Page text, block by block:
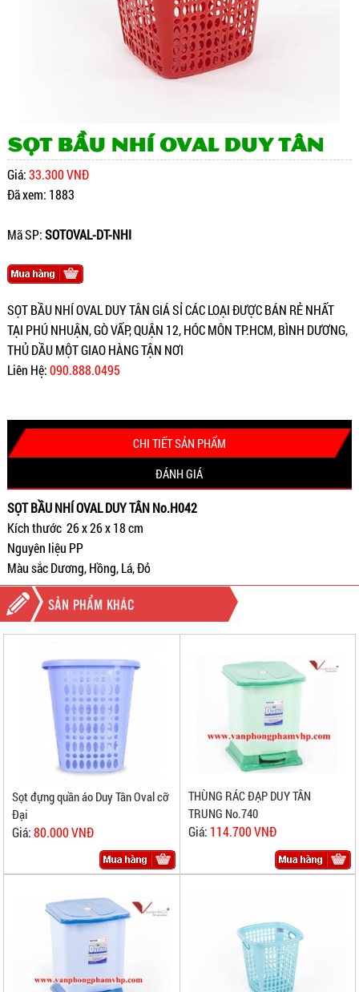
SỌT BẦU NHÍ OVAL DUY TÂN
Giá:33.300 VNĐ
Đã xem: 1883
Mã SP:SOTOVAL-DT-NHI
SỌT BẦU NHÍ OVAL DUY TÂN GIÁ SỈ CÁC LOẠI ĐƯỢC BÁN RẺ NHẤT
TẠI PHÚ NHUẬN, GÒ VẤP, QUẬN 12, HÓC MÔN TP.HCM, BÌNH DƯƠNG,
THỦ DẦU MỘT GIAO HÀNG TẬN NƠI
Liên Hệ:090.888.0495
CHI TIẾT SẢN PHẨM
ĐÁNH GIÁ
SỌT BẦU NHÍ OVAL DUY TÂN No.H042
Kích thước 26 x 26 x 18 cm
Nguyên liệu PP
Màu sắc Dương, Hồng, Lá, Đỏ
SẢN PHẨM KHÁC
Sọt đựng quần áo Duy Tân Oval cỡ
Đại
Giá:80.000 VNĐ
THÙNG RÁC ĐẠP DUY TÂN
TRUNG No.740
Giá: 114.700 VNĐ